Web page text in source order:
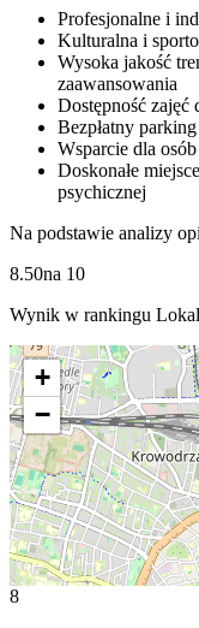
Profesjonalne i
Kulturalna i
Wysoka jakość
zaawansowania
Dostępność zajęć
Bezpłatny
Wsparcie dla
Doskonałe
psychicznej
Na podstawie analizy
8.50na 10
Wynik w rankingu
+
−
8